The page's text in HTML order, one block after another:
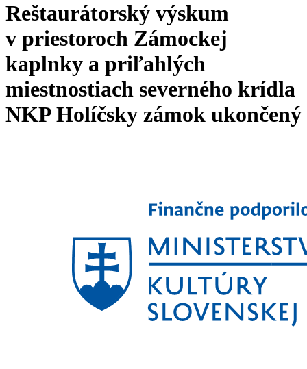
Reštaurátorský výskum
v priestoroch Zámockej
kaplnky a priľahlých
miestnostiach severného krídla
NKP Holíčsky zámok ukončený